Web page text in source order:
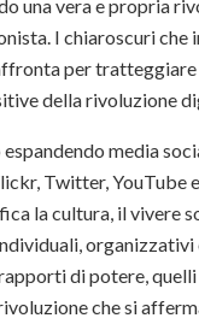
una vera e propria
I chiaroscuri che
per tratteggiare
della rivoluzione
espandendo media
Twitter, YouTube
la cultura, il vivere
organizzativi
di potere,
che si